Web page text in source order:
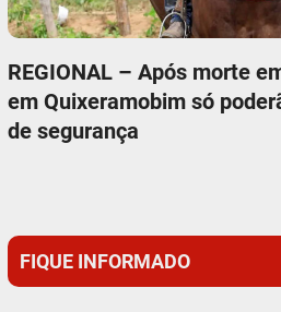
REGIONAL – Após morte
em Quixeramobim só
de segurança
FIQUE INFORMADO